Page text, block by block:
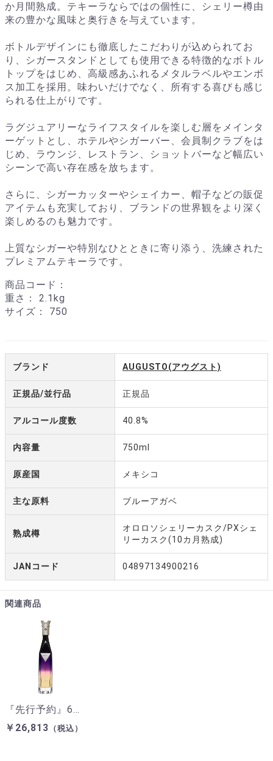
か月間熟成。テキーラならではの個性に、シェリー樽由
来の豊かな風味と奥行きを与えています。
ボトルデザインにも徹底したこだわりが込められてお
り、シガースタンドとしても使用できる特徴的なボトル
トップをはじめ、高級感あふれるメタルラベルやエンボ
ス加工を採用。味わいだけでなく、所有する喜びも感じ
られる仕上がりです。
ラグジュアリーなライフスタイルを楽しむ層をメインタ
ーゲットとし、ホテルやシガーバー、会員制クラブをは
じめ、ラウンジ、レストラン、ショットバーなど幅広い
シーンで高い存在感を放ちます。
さらに、シガーカッターやシェイカー、帽子などの販促
アイテムも充実しており、ブランドの世界観をより深く
楽しめるのも魅力です。
上質なシガーや特別なひとときに寄り添う、洗練された
プレミアムテキーラです。
商品コード：
重さ： 2.1kg
サイズ： 750
ブランド AUGUSTO(アウグスト)
正規品/並行品 正規品
アルコール度数 40.8%
内容量 750ml
原産国 メキシコ
主な原料 ブルーアガベ
熟成樽
オロロソシェリーカスク/PXシェ
リーカスク(10カ月熟成)
JANコード 04897134900216
関連商品
『先行予約』6月中旬発送 テキーラ アウグスト ホヴェン 750ml 40.8%
￥26,813 （税込）